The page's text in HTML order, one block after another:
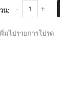
น:
พิ่มไปรายการโปรด